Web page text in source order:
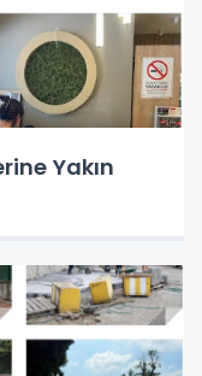
Yakın